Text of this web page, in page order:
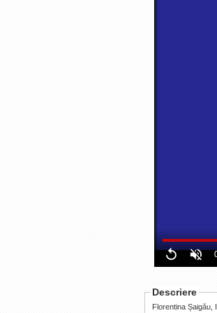
Replay
Descriere
Florentina Șaigău,